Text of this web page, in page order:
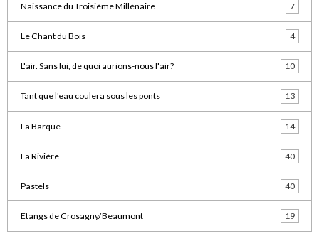
Naissance du Troisième Millénaire 7
Le Chant du Bois 4
L'air. Sans lui, de quoi aurions-nous l'air? 10
Tant que l'eau coulera sous les ponts 13
La Barque 14
La Rivière 40
Pastels 40
Etangs de Crosagny/Beaumont 19